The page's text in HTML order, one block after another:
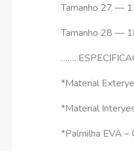
Tamanho 27 —
Tamanho 28 —
…….
*Material
*Material
*Palmilha EVA –